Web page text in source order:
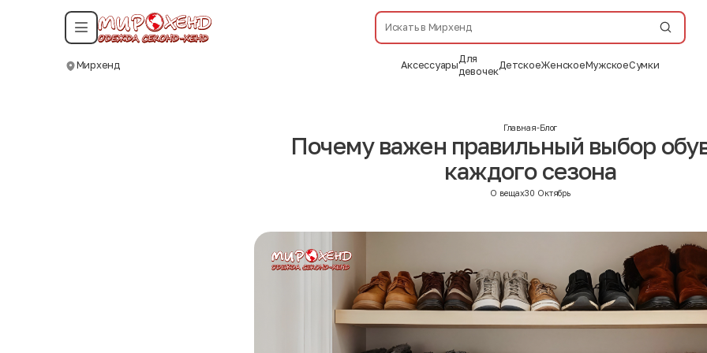
Мирхенд Аксессуары
Для
девочек
ДетскоеЖенскоеМужскоеСумки
Смотреть все даты
Главная-Блог
Почему важен правильный выбор
каждого сезона
О вещах30 Октябрь